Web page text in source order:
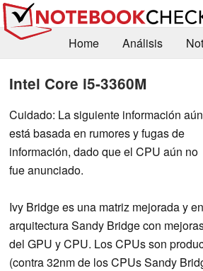
Home Análisis
Contacto
Intel Core i5-3360M
Cuidado: La siguiente información aún
está basada en rumores y fugas de
información, dado que el CPU aún no
fue anunciado.
Ivy Bridge es una matriz mejorada y
arquitectura Sandy Bridge con
del GPU y CPU. Los CPUs son
(contra 32nm de los CPUs Sandy